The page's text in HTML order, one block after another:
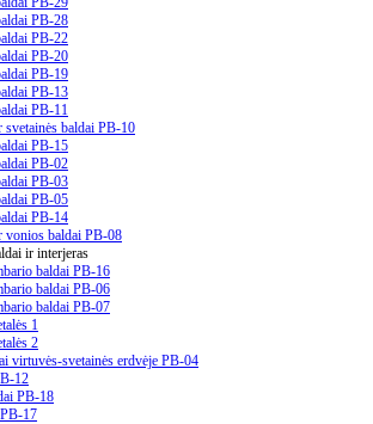
PB-28
PB-22
PB-20
PB-19
PB-13
PB-11
baldai PB-10
PB-15
PB-02
PB-03
PB-05
PB-14
vonios baldai PB-08
ir interjeras
baldai PB-16
baldai PB-06
baldai PB-07
1
2
virtuvės-svetainės erdvėje PB-04
12
PB-18
17